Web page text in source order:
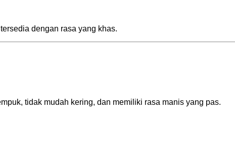
dengan rasa yang khas.
tidak mudah kering, dan memiliki rasa manis yang pas.